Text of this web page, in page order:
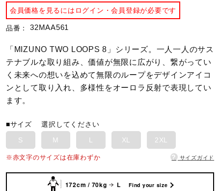
バドミントン
卓球
柔道
ウィンタースポーツ
会員価格を見るにはログイン・会員登録が必要です
品番： 32MAA561
「MIZUNO TWO LOOPS 8」シリーズ。一人一人のサス
テナブルな取り組み、価値が無限に広がり、繋がってい
く未来への想いを込めて無限のループをデザインアイコ
ンとして取り入れ、多様性をオーロラ反射で表現してい
ます。
■サイズ選択してください
S
M L XL 2XL
※赤文字のサイズは在庫わずか ? サイズガイド
172cm / 70kg L Find your size